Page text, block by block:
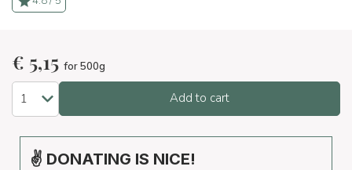
€ 5,15 for 500g
Add to cart
✌ DONATING IS NICE!